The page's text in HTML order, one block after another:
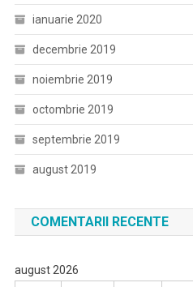
ianuarie 2020
decembrie 2019
noiembrie 2019
octombrie 2019
septembrie 2019
august 2019
COMENTARII RECENTE
august 2026